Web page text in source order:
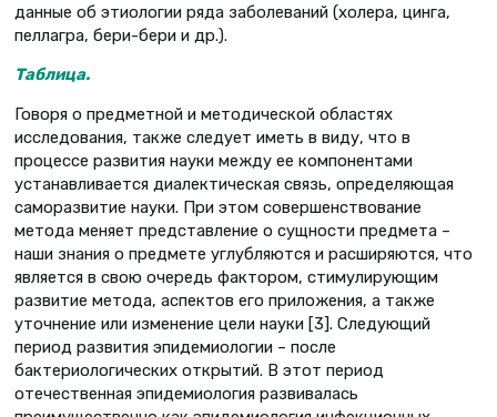
данные об этиологии ряда заболеваний (холера, цинга,
пеллагра, бери-бери и др.).
Таблица.
Говоря о предметной и методической областях
исследования, также следует иметь в виду, что в
процессе развития науки между ее компонентами
устанавливается диалектическая связь, определяющая
саморазвитие науки. При этом совершенствование
метода меняет представление о сущности предмета –
наши знания о предмете углубляются и расширяются, что
является в свою очередь фактором, стимулирующим
развитие метода, аспектов его приложения, а также
уточнение или изменение цели науки [3]. Следующий
период развития эпидемиологии – после
бактериологических открытий. В этот период
отечественная эпидемиология развивалась